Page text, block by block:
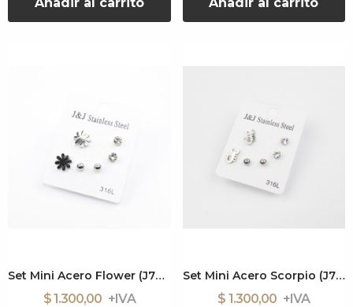
Set Mini Acero Flower (J7647)
$ 1.300,00
Set Mini Acero Scorpio (J7679)
$ 1.300,00